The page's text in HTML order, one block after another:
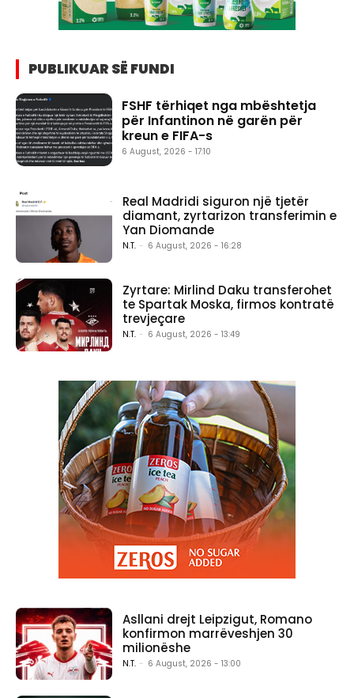
PUBLIKUAR SË FUNDI
FSHF tërhiqet nga mbështetja
për Infantinon në garën për
kreun e FIFA-s
6 August, 2026 - 17:10
Real Madridi siguron një tjetër
diamant, zyrtarizon transferimin e
Yan Diomande
N.T. - 6 August, 2026 - 16:28
Zyrtare: Mirlind Daku transferohet
te Spartak Moska, firmos kontratë
trevjeçare
N.T. - 6 August, 2026 - 13:49
Asllani drejt Leipzigut, Romano
konfirmon marrëveshjen 30
milionëshe
N.T. - 6 August, 2026 - 13:00